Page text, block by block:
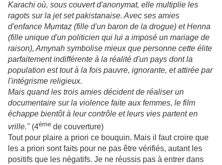
Karachi où, sous couvert d'anonymat, elle multiplie les
ragots sur la jet set pakistanaise. Avec ses amies
d'enfance Mumtaz (fille d'un baron de la drogue) et Henna
(fille unique d'un politicien qui lui a imposé un mariage de
raison), Amynah symbolise mieux que personne cette élite
parfaitement indifférente à la réalité d'un pays dont la
population est tout à la fois pauvre, ignorante, et attirée par
l'intégrisme religieux.
Mais quand les trois amies décident de réaliser un
documentaire sur la violence faite aux femmes, le film
échappe bientôt à leur contrôle et leurs vies partent en
vrille."(4ème de couverture)
Tout pour plaire a priori ce bouquin. Mais il faut croire que
les a priori sont faits pour ne pas être vérifiés, autant les
positifs que les négatifs. Je ne réussis pas à entrer dans